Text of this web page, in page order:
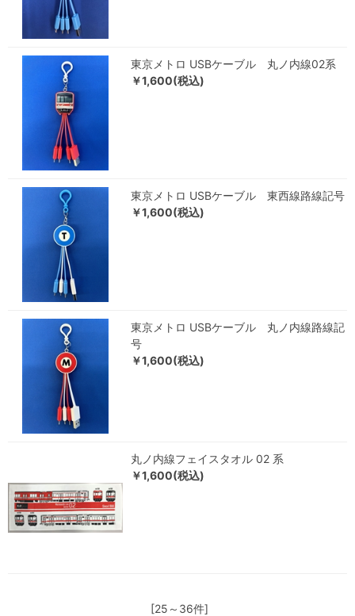
東京メトロ USBケーブル 丸ノ内線02系
￥1,600(税込)
東京メトロ USBケーブル 東西線路線記号
￥1,600(税込)
東京メトロ USBケーブル 丸ノ内線路線記
号
￥1,600(税込)
丸ノ内線フェイスタオル 02 系
￥1,600(税込)
[25～36件]